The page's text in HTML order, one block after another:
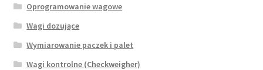
Oprogramowanie wagowe
Wagi dozujące
Wymiarowanie paczek i palet
Wagi kontrolne (Checkweigher)